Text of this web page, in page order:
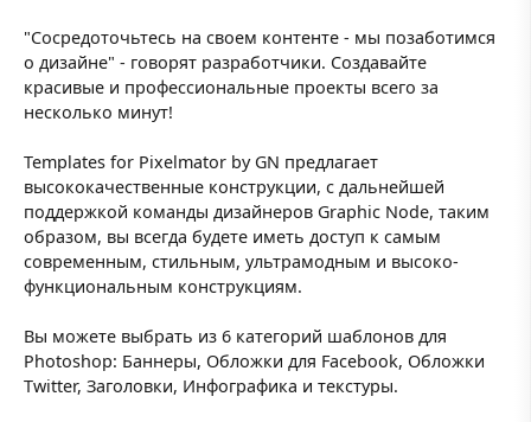
"Сосредоточьтесь на своем контенте - мы позаботимся
о дизайне" - говорят разработчики. Создавайте
красивые и профессиональные проекты всего за
несколько минут!
Templates for Pixelmator by GN предлагает
высококачественные конструкции, с дальнейшей
поддержкой команды дизайнеров Graphic Node, таким
образом, вы всегда будете иметь доступ к самым
современным, стильным, ультрамодным и высоко-
функциональным конструкциям.
Вы можете выбрать из 6 категорий шаблонов для
Photoshop: Баннеры, Обложки для Facebook, Обложки
Twitter, Заголовки, Инфографика и текстуры.